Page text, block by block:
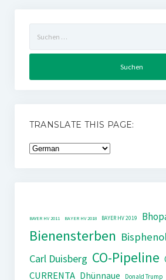
nach:
TRANSLATE THIS PAGE:
BAYER HV 2011 BAYER HV 2018 BAYER HV 2019
Bienensterben
Carl Duisberg CO-Pipeline
CURRENTA Dhünnaue Donald Trump